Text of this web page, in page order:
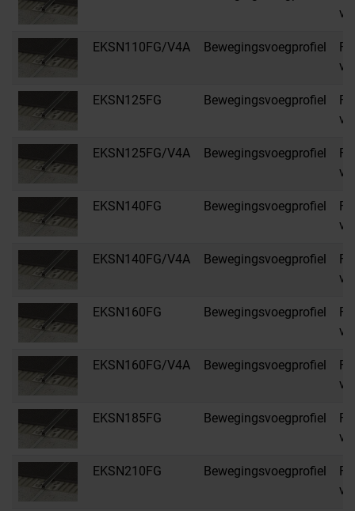
EKSN110FG/V4A Bewegingsvoegprofiel
EKSN125FG Bewegingsvoegprofiel
EKSN125FG/V4A Bewegingsvoegprofiel
EKSN140FG Bewegingsvoegprofiel
EKSN140FG/V4A Bewegingsvoegprofiel
EKSN160FG Bewegingsvoegprofiel
EKSN160FG/V4A Bewegingsvoegprofiel
EKSN185FG Bewegingsvoegprofiel
EKSN210FG Bewegingsvoegprofiel